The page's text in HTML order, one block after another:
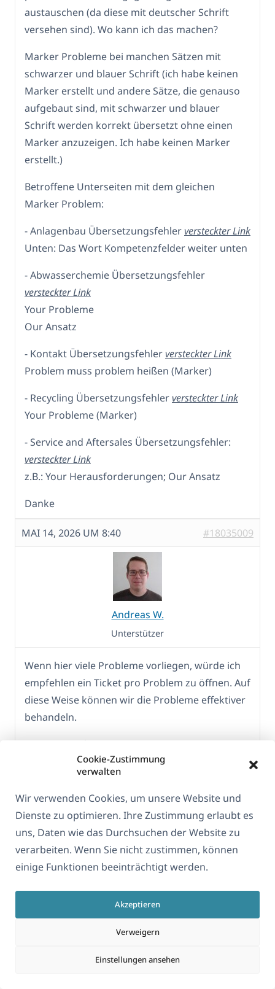
Cookie-Zustimmung
verwalten
Wir verwenden Cookies, um unsere Website und
Dienste zu optimieren. Ihre Zustimmung erlaubt es
uns, Daten wie das Durchsuchen der Website zu
verarbeiten. Wenn Sie nicht zustimmen, können
einige Funktionen beeinträchtigt werden.
Akzeptieren
Verweigern
Einstellungen ansehen
austauschen (da diese mit deutscher Schrift
versehen sind). Wo kann ich das machen?
Marker Probleme bei manchen Sätzen mit
schwarzer und blauer Schrift (ich habe keinen
Marker erstellt und andere Sätze, die genauso
aufgebaut sind, mit schwarzer und blauer
Schrift werden korrekt übersetzt ohne einen
Marker anzuzeigen. Ich habe keinen Marker
erstellt.)
Betroffene Unterseiten mit dem gleichen
Marker Problem:
- Anlagenbau Übersetzungsfehler versteckter Link
Unten: Das Wort Kompetenzfelder weiter unten
- Abwasserchemie Übersetzungsfehler
versteckter Link
Your Probleme
Our Ansatz
- Kontakt Übersetzungsfehler versteckter Link
Problem muss problem heißen (Marker)
- Recycling Übersetzungsfehler versteckter Link
Your Probleme (Marker)
- Service and Aftersales Übersetzungsfehler:
versteckter Link
z.B.: Your Herausforderungen; Our Ansatz
Danke
MAI 14, 2026 UM 8:40 #18035009
Andreas W.
Unterstützer
Wenn hier viele Probleme vorliegen, würde ich
empfehlen ein Ticket pro Problem zu öffnen. Auf
diese Weise können wir die Probleme effektiver
behandeln.
Zum reCaptcha Text:
Dieser wird automatisch auf Basis der aktuellen
Browser-Sprache übersetzt.
Beispiel: Ist der Browser auf Deutsch eingestellt,
erscheint sie auf Deutsch. WPML nimmt hierauf
keinen Einfluss.
Zu Barrierefreiheitstool Ally:
Zeichenketten des Plugins unter WPML > String-
Übersetzungen nach dem Text zu durchsuchen
und sicherzustellen, dass die URL korrekt